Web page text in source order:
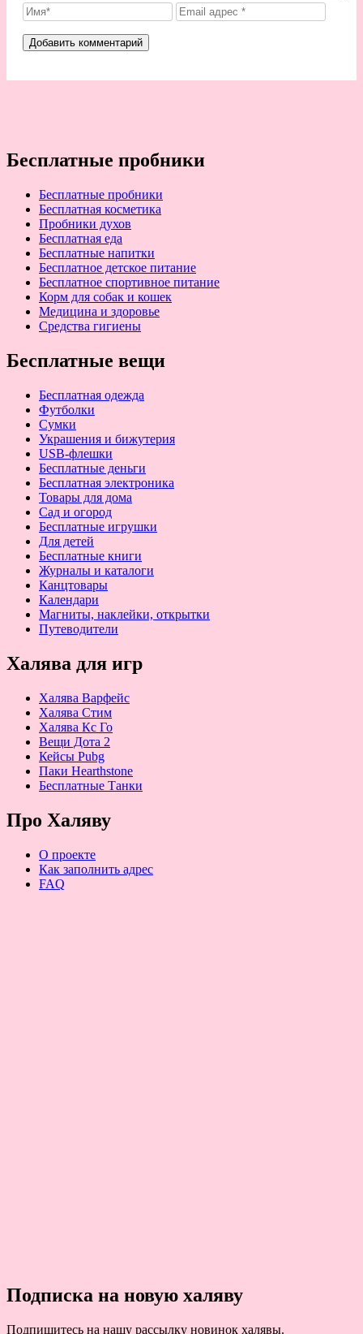
Бесплатные пробники
Бесплатные пробники
Бесплатная косметика
Пробники духов
Бесплатная еда
Бесплатные напитки
Бесплатное детское питание
Бесплатное спортивное питание
Корм для собак и кошек
Медицина и здоровье
Средства гигиены
Бесплатные вещи
Бесплатная одежда
Футболки
Сумки
Украшения и бижутерия
USB-флешки
Бесплатные деньги
Бесплатная электроника
Товары для дома
Сад и огород
Бесплатные игрушки
Для детей
Бесплатные книги
Журналы и каталоги
Канцтовары
Календари
Магниты, наклейки, открытки
Путеводители
Халява для игр
Халява Варфейс
Халява Стим
Халява Кс Го
Вещи Дота 2
Кейсы Pubg
Паки Hearthstone
Бесплатные Танки
Про Халяву
О проекте
Как заполнить адрес
FAQ
Подписка на новую халяву
Подпишитесь на нашу рассылку новинок халявы.